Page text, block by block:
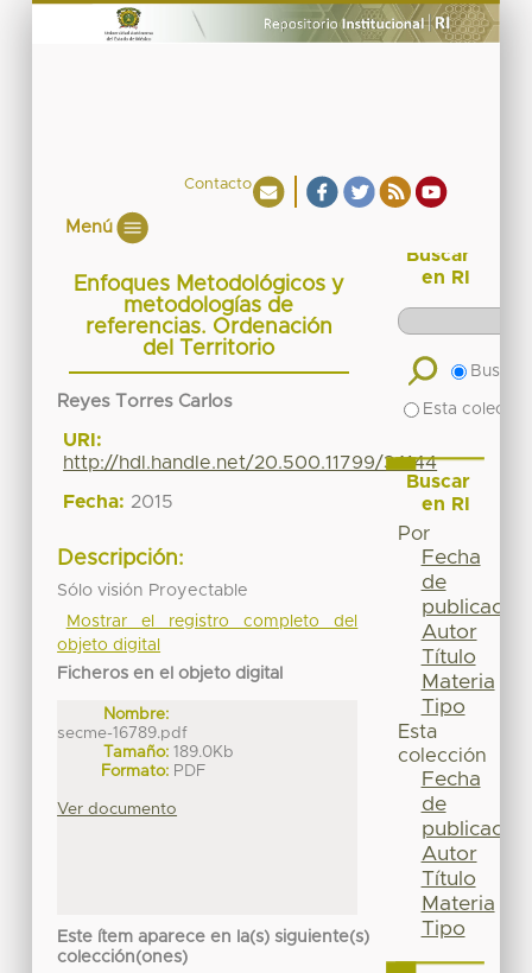
Contacto
Menú
Enfoques Metodológicos y
metodologías de
referencias. Ordenación
del Territorio
Reyes Torres Carlos
URI:
http://hdl.handle.net/20.500.11799/34144
Fecha: 2015
Descripción:
Sólo visión Proyectable
Mostrar el registro completo del
objeto digital
Ficheros en el objeto digital
Nombre:
secme-16789.pdf
Tamaño: 189.0Kb
Formato: PDF
Ver documento
Este ítem aparece en la(s) siguiente(s)
colección(ones)
Buscar
en RI
Buscar
Esta
Buscar
en RI
Por
Fecha
de
publicación
Autor
Título
Materia
Tipo
Esta
colección
Fecha
de
publicación
Autor
Título
Materia
Tipo